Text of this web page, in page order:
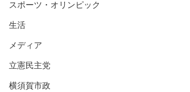
スポーツ・オリンピック
生活
メディア
立憲民主党
横須賀市政